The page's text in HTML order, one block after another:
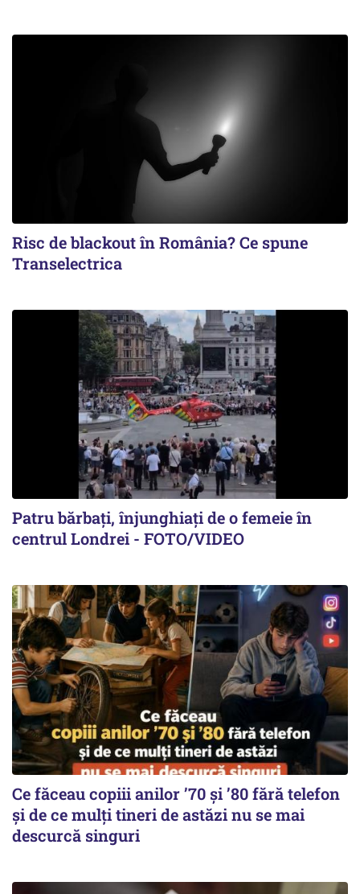
Risc de blackout în România? Ce spune
Transelectrica
Patru bărbați, înjunghiați de o femeie în
centrul Londrei - FOTO/VIDEO
Ce făceau copiii anilor ’70 și ’80 fără telefon
și de ce mulți tineri de astăzi nu se mai
descurcă singuri